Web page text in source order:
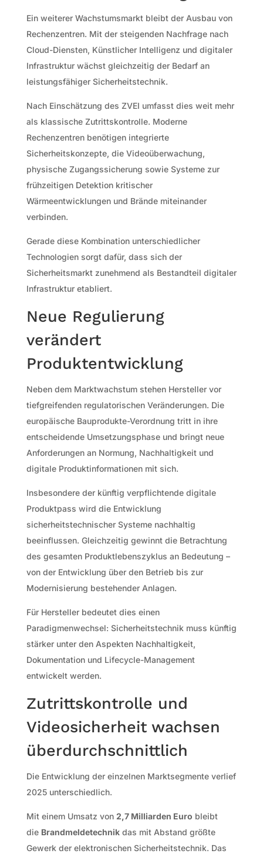
Ein weiterer Wachstumsmarkt bleibt der Ausbau von
Rechenzentren. Mit der steigenden Nachfrage nach
Cloud-Diensten, Künstlicher Intelligenz und digitaler
Infrastruktur wächst gleichzeitig der Bedarf an
leistungsfähiger Sicherheitstechnik.
Nach Einschätzung des ZVEI umfasst dies weit mehr
als klassische Zutrittskontrolle. Moderne
Rechenzentren benötigen integrierte
Sicherheitskonzepte, die Videoüberwachung,
physische Zugangssicherung sowie Systeme zur
frühzeitigen Detektion kritischer
Wärmeentwicklungen und Brände miteinander
verbinden.
Gerade diese Kombination unterschiedlicher
Technologien sorgt dafür, dass sich der
Sicherheitsmarkt zunehmend als Bestandteil digitaler
Infrastruktur etabliert.
Neue Regulierung
verändert
Produktentwicklung
Neben dem Marktwachstum stehen Hersteller vor
tiefgreifenden regulatorischen Veränderungen. Die
europäische Bauprodukte-Verordnung tritt in ihre
entscheidende Umsetzungsphase und bringt neue
Anforderungen an Normung, Nachhaltigkeit und
digitale Produktinformationen mit sich.
Insbesondere der künftig verpflichtende digitale
Produktpass wird die Entwicklung
sicherheitstechnischer Systeme nachhaltig
beeinflussen. Gleichzeitig gewinnt die Betrachtung
des gesamten Produktlebenszyklus an Bedeutung –
von der Entwicklung über den Betrieb bis zur
Modernisierung bestehender Anlagen.
Für Hersteller bedeutet dies einen
Paradigmenwechsel: Sicherheitstechnik muss künftig
stärker unter den Aspekten Nachhaltigkeit,
Dokumentation und Lifecycle-Management
entwickelt werden.
Zutrittskontrolle und
Videosicherheit wachsen
überdurchschnittlich
Die Entwicklung der einzelnen Marktsegmente verlief
2025 unterschiedlich.
Mit einem Umsatz von 2,7 Milliarden Euro bleibt
die Brandmeldetechnikdas mit Abstand größte
Gewerk der elektronischen Sicherheitstechnik. Das